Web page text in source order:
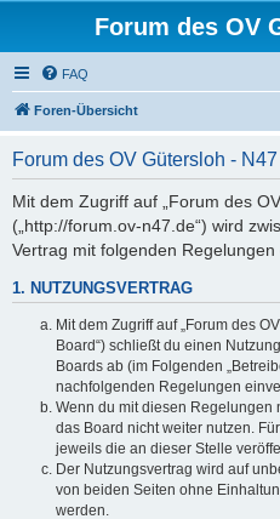
Forum des OV
FAQ
Foren-Übersicht
Forum des OV Gütersloh -
Mit dem Zugriff auf „Forum des
(„http://forum.ov-n47.de“) wird
Vertrag mit folgenden Regelungen
1. NUTZUNGSVERTRAG
Mit dem Zugriff auf „Forum des
Board“) schließt du einen
Boards ab (im Folgenden
nachfolgenden Regelungen
Wenn du mit diesen Regelungen
das Board nicht weiter nutzen.
jeweils die an dieser Stelle
Der Nutzungsvertrag wird auf
von beiden Seiten ohne
werden.